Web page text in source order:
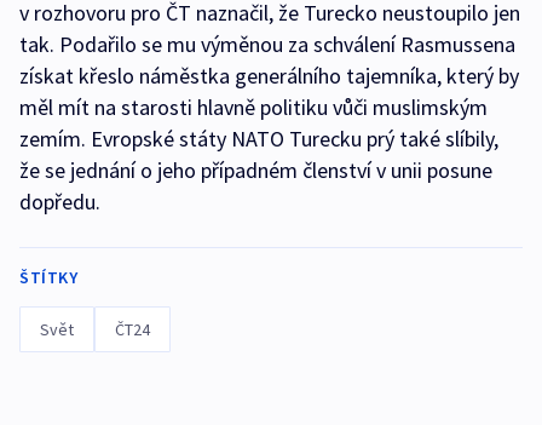
v rozhovoru pro ČT naznačil, že Turecko neustoupilo jen
tak. Podařilo se mu výměnou za schválení Rasmussena
získat křeslo náměstka generálního tajemníka, který by
měl mít na starosti hlavně politiku vůči muslimským
zemím. Evropské státy NATO Turecku prý také slíbily,
že se jednání o jeho případném členství v unii posune
dopředu.
ŠTÍTKY
Svět ČT24